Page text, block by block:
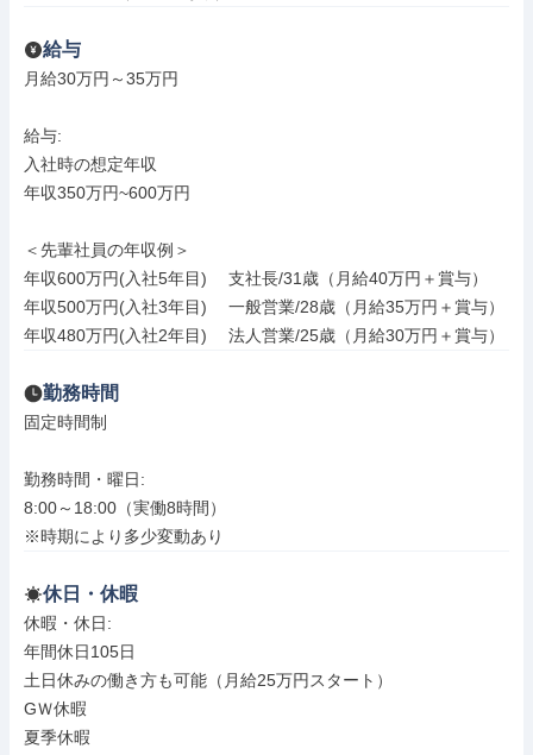
給与
月給30万円～35万円
給与:
入社時の想定年収
年収350万円~600万円
＜先輩社員の年収例＞
年収600万円(入社5年目) 　支社長/31歳（月給40万円＋賞与）
年収500万円(入社3年目) 　一般営業/28歳（月給35万円＋賞与）
年収480万円(入社2年目) 　法人営業/25歳（月給30万円＋賞与）
勤務時間
固定時間制
勤務時間・曜日:
8:00～18:00（実働8時間）
※時期により多少変動あり
休日・休暇
休暇・休日:
年間休日105日
土日休みの働き方も可能（月給25万円スタート）
GＷ休暇
夏季休暇